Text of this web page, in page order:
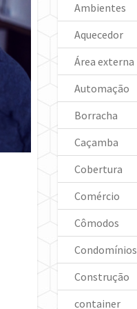
Ambientes
Aquecedor
Área externa
Automação
Borracha
Caçamba
Cobertura
Comércio
Cômodos
Condomínios
Construção
container